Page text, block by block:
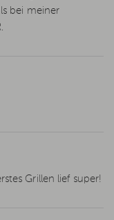
bei meiner
Grillen lief super!